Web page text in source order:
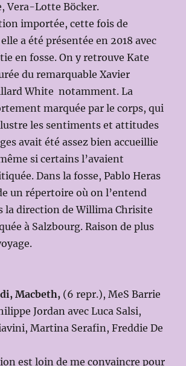
Vera-Lotte Böcker.
importée, cette fois de
a été présentée en 2018 avec
en fosse. On y retrouve Kate
du remarquable Xavier
White notamment. La
marquée par le corps, qui
les sentiments et attitudes
avait été assez bien accueillie
si certains l’avaient
Dans la fosse, Pablo Heras
un répertoire où on l’entend
la direction de Willima Chrisite
à Salzbourg. Raison de plus
Macbeth, (6 repr.), MeS Barrie
Jordan avec Luca Salsi,
Martina Serafin, Freddie De
est loin de me convaincre pour